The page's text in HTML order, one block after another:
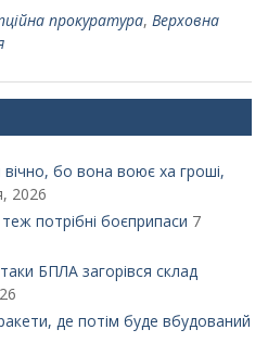
прокуратура, Верховна
бо вона воює ха гроші,
2026
потрібні боєприпаси 7
БПЛА загорівся склад
де потім буде вбудований